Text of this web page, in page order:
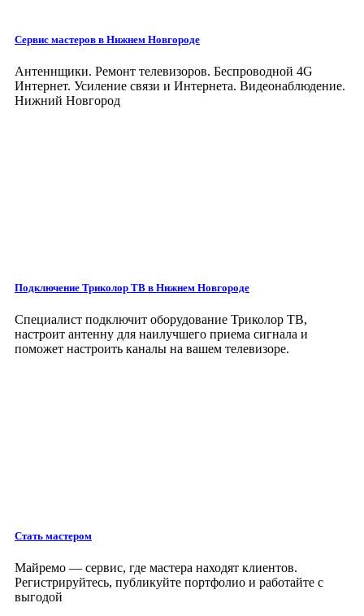
Сервис мастеров в Нижнем Новгороде
Антеннщики. Ремонт телевизоров. Беспроводной 4G
Интернет. Усиление связи и Интернета. Видеонаблюдение.
Нижний Новгород
Подключение Триколор ТВ в Нижнем Новгороде
Специалист подключит оборудование Триколор ТВ,
настроит антенну для наилучшего приема сигнала и
поможет настроить каналы на вашем телевизоре.
Стать мастером
Майремо — сервис, где мастера находят клиентов.
Регистрируйтесь, публикуйте портфолио и работайте с
выгодой